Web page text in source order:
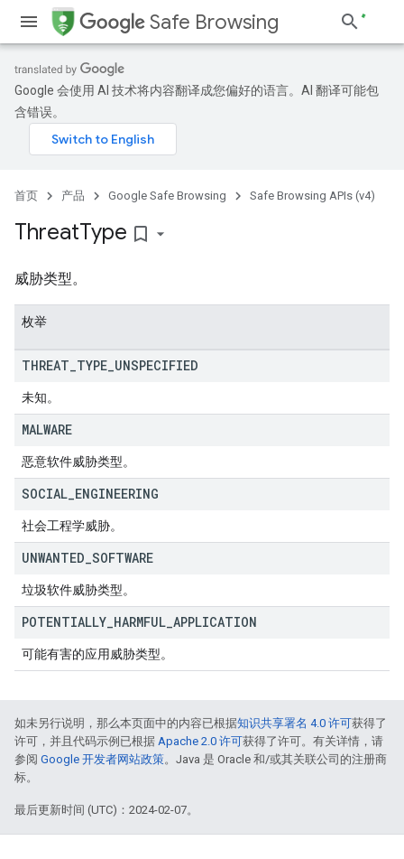
Safe Browsing
Google 会使用 AI 技术将内容翻译成您偏好的语言。AI 翻译可能包
含错误。
首页 产品 Google Safe Browsing Safe Browsing APIs (v4)
ThreatType bookmark_border
威胁类型。
枚举
THREAT TYPE UNSPECIFIED
未知。
MALWARE
恶意软件威胁类型。
SOCIAL ENGINEERING
社会工程学威胁。
UNWANTED SOFTWARE
垃圾软件威胁类型。
POTENTIALLY HARMFUL APPLICATION
可能有害的应用威胁类型。
如未另行说明，那么本页面中的内容已根据知识共享署名 4.0 许可获得了
许可，并且代码示例已根据 Apache 2.0 许可获得了许可。有关详情，请
参阅 Google 开发者网站政策。Java 是 Oracle 和/或其关联公司的注册商
标。
最后更新时间 (UTC)：2024-02-07。